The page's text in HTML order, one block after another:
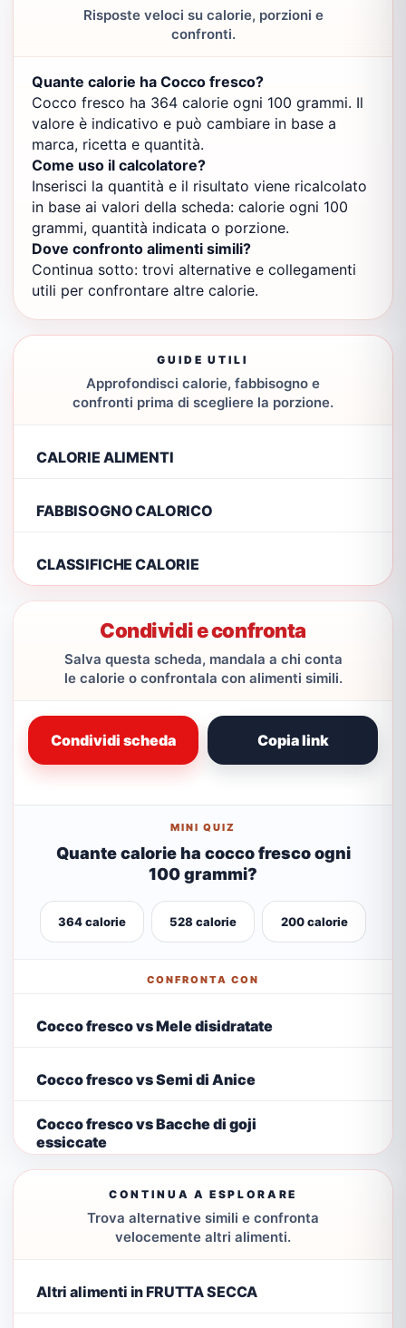
Risposte veloci su calorie, porzioni e
confronti.
Quante calorie ha Cocco fresco?
Cocco fresco ha 364 calorie ogni 100 grammi. Il
valore è indicativo e può cambiare in base a
marca, ricetta e quantità.
Come uso il calcolatore?
Inserisci la quantità e il risultato viene ricalcolato
in base ai valori della scheda: calorie ogni 100
grammi, quantità indicata o porzione.
Dove confronto alimenti simili?
Continua sotto: trovi alternative e collegamenti
utili per confrontare altre calorie.
GUIDE UTILI
Approfondisci calorie, fabbisogno e
confronti prima di scegliere la porzione.
CALORIE ALIMENTI
FABBISOGNO CALORICO
CLASSIFICHE CALORIE
Condividi e confronta
Salva questa scheda, mandala a chi conta
le calorie o confrontala con alimenti simili.
Condividi scheda Copia link
MINI QUIZ
Quante calorie ha cocco fresco ogni
100 grammi?
364 calorie 528 calorie 200 calorie
CONFRONTA CON
Cocco fresco vs Mele disidratate
Cocco fresco vs Semi di Anice
Cocco fresco vs Bacche di goji
essiccate
CONTINUA A ESPLORARE
Trova alternative simili e confronta
velocemente altri alimenti.
Altri alimenti in FRUTTA SECCA